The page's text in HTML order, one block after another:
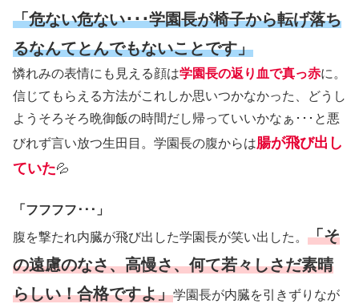
「危ない危ない･･･学園長が椅子から転げ落ち
るなんてとんでもないことです」
憐れみの表情にも見える顔は学園長の返り血で真っ赤に。
信じてもらえる方法がこれしか思いつかなかった、どうし
ようそろそろ晩御飯の時間だし帰っていいかなぁ･･･と悪
びれず言い放つ生田目。学園長の腹からは腸が飛び出し
ていた💦
「フフフフ･･･」
腹を撃たれ内臓が飛び出した学園長が笑い出した。 「そ
の遠慮のなさ、高慢さ、何て若々しさだ素晴
らしい！合格ですよ」学園長が内臓を引きずりなが